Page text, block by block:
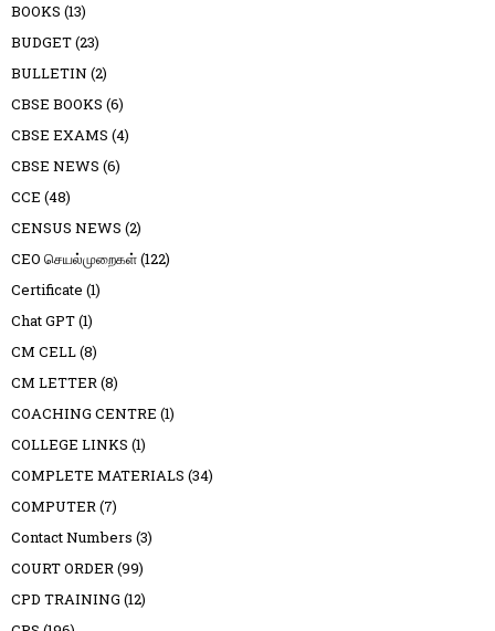
BOOKS (13)
BUDGET(23)
BULLETIN (2)
CBSE BOOKS (6)
CBSE EXAMS (4)
CBSE NEWS (6)
CCE (48)
CENSUS NEWS (2)
CEO செயல்முறைகள்(122)
Certificate (1)
Chat GPT(1)
CM CELL(8)
CM LETTER(8)
COACHING CENTRE (1)
COLLEGE LINKS (1)
COMPLETE MATERIALS (34)
COMPUTER(7)
Contact Numbers (3)
COURT ORDER(99)
CPD TRAINING (12)